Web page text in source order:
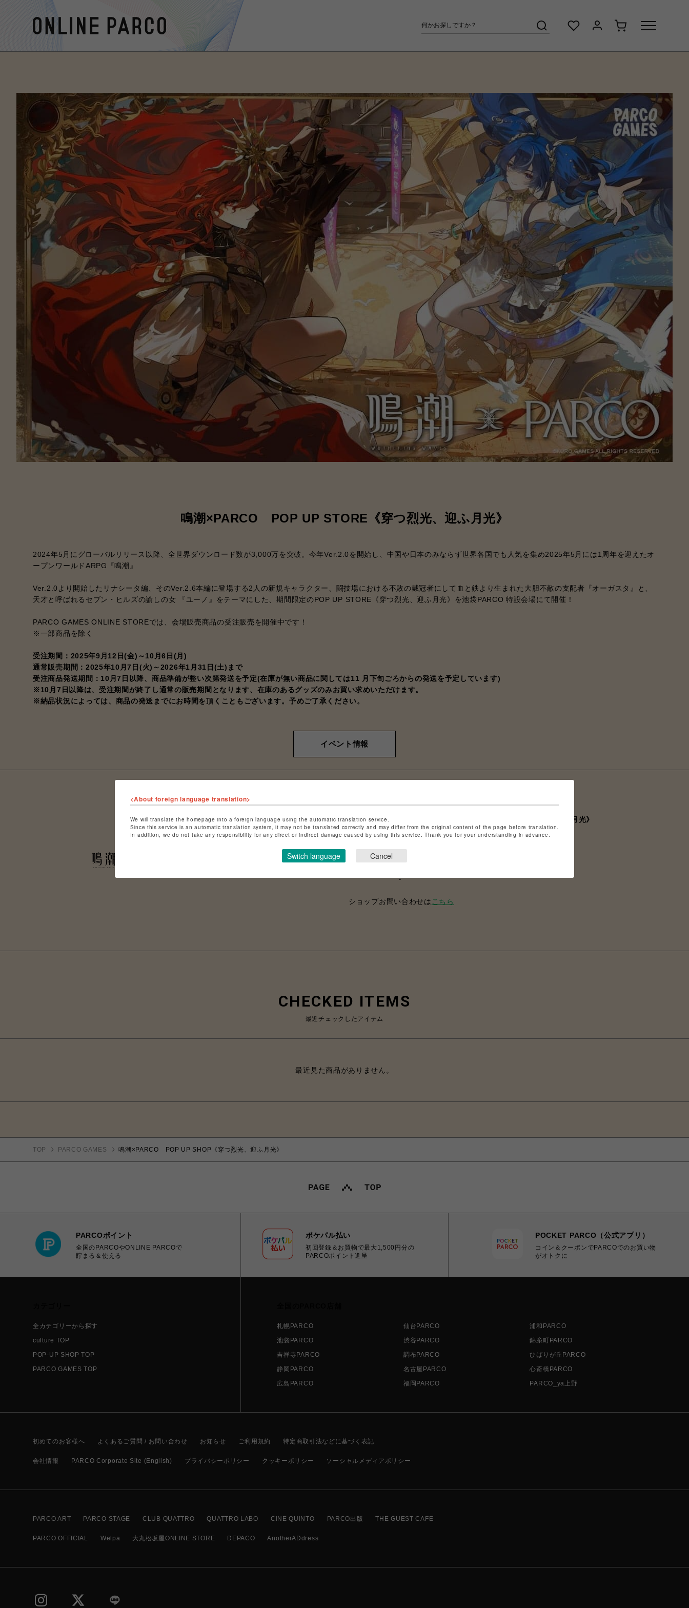
鳴潮×PARCO POP UP STORE《穿つ烈光、迎ふ月光》
2024年5月にグローバルリリース以降、全世界ダウンロード数が3,000万を突破。今年Ver.2.0を開始し、中国や日本のみならず世界各国でも人気を集め2025年5月には1周年を迎えたオ
ープンワールドARPG『鳴潮』
Ver.2.0より開始したリナシータ編、そのVer.2.6本編に登場する2人の新規キャラクター、闘技場における不敗の戴冠者にして血と鉄より生まれた大胆不敵の支配者『オーガスタ』と、
天才と呼ばれるセブン・ヒルズの諭しの女 『ユーノ』をテーマにした、期間限定のPOP UP STORE《穿つ烈光、迎ふ月光》を池袋PARCO 特設会場にて開催！
PARCO GAMES ONLINE STOREでは、会場販売商品の受注販売を開催中です！
※一部商品を除く
受注期間：2025年9月12日(金)～10月6日(月)
通常販売期間：2025年10月7日(火)～2026年1月31日(土)まで
受注商品発送期間：10月7日以降、商品準備が整い次第発送を予定(在庫が無い商品に関しては11 月下旬ごろからの発送を予定しています)
※10月7日以降は、受注期間が終了し通常の販売期間となります、在庫のあるグッズのみお買い求めいただけます。
※納品状況によっては、商品の発送までにお時間を頂くこともございます。予めご了承ください。
イベント情報
ショップ名 鳴潮×PARCO POP UP SHOP《穿つ烈光、迎ふ月光》
店舗名 PARCO GAMES
アクセス
ショップお問い合わせは こちら
CHECKED ITEMS
最近チェックしたアイテム
最近見た商品がありません。
TOP PARCO GAMES 鳴潮×PARCO POP UP SHOP《穿つ烈光、迎ふ月光》
PARCOポイント
全国のPARCOやONLINE PARCOで
貯まる＆使える
ポケパル払い
初回登録＆お買物で最大1,500円分の
PARCOポイント進呈
POCKET PARCO（公式アプリ）
コイン＆クーポンでPARCOでのお買い物
がオトクに
全カテゴリーから探す
culture TOP
POP-UP SHOP TOP
PARCO GAMES TOP
札幌PARCO 仙台PARCO
浦和PARCO
池袋PARCO
渋谷PARCO
錦糸町PARCO
吉祥寺PARCO
調布PARCO
ひばりが丘PARCO
静岡PARCO
名古屋PARCO
心斎橋PARCO
広島PARCO
福岡PARCO PARCO_ya上野
初めてのお客様へ よくあるご質問 / お問い合わせ お知らせ ご利用規約 特定商取引法などに基づく表記
会社情報 PARCO Corporate Site (English) プライバシーポリシー クッキーポリシー ソーシャルメディアポリシー
PARCO ART PARCO STAGE CLUB QUATTRO QUATTRO LABO CINE QUINTO PARCO出版 THE GUEST CAFE
PARCO OFFICIAL Welpa 大丸松坂屋ONLINE STORE DEPACO AnotherADdress
<About foreign language translation>
We will translate the homepage into a foreign language using the automatic translation service.
Since this service is an automatic translation system, it may not be translated correctly and may differ from the original content of the page before translation.
In addition, we do not take any responsibility for any direct or indirect damage caused by using this service. Thank you for your understanding in advance.
Switch language Cancel